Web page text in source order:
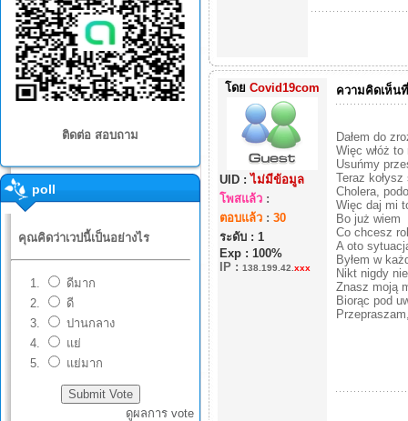
ติดต่อ สอบถาม
poll
คุณคิดว่าเวปนี้เป็นอย่างไร
ดีมาก
ดี
ปานกลาง
แย่
แย่มาก
ดูผลการ vote
โดย Covid19com
UID :ไม่มีข้อมูล
โพสแล้ว:
ตอบแล้ว: 30
ระดับ : 1
Exp : 100%
IP: 138.199.42. xxx
ความคิดเห็น
Dałem do
Więc włóż to
Usuńmy
Teraz kołysz
Cholera,
Więc daj mi
Bo już wiem
Co chcesz
A oto
Byłem w
Nikt nigdy
Znasz moją
Biorąc pod